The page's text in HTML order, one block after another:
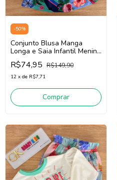
-50%
Conjunto Blusa Manga
Longa e Saia Infantil Menina
Mon Sucré 138018100 (Off
White/Verde/Azul)
R$74,95 R$149,90
12 x de R$7,71
Comprar